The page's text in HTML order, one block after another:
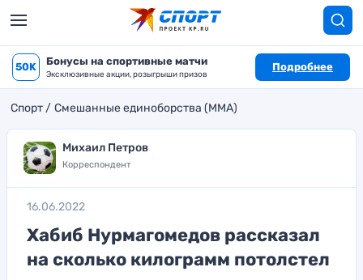
50K Бонусы на спортивные матчи
Эксклюзивные акции, розыгрыши призов
Подробнее
Спорт Смешанные единоборства (MMA)
Михаил Петров
Корреспондент
16.06.2022
Хабиб Нурмагомедов рассказал
на сколько килограмм потолстел